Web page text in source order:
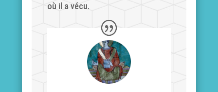
où il a vécu.